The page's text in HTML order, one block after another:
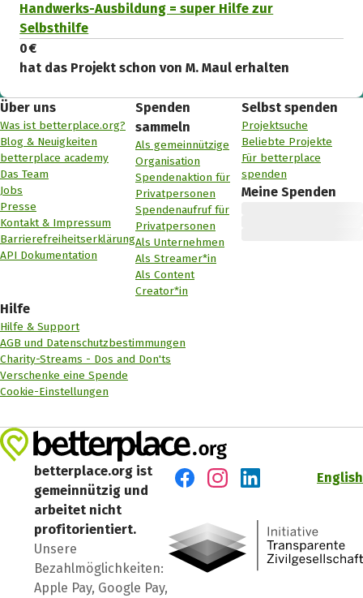
Handwerks-Ausbildung = super Hilfe zur
Selbsthilfe
0 €
hat das Projekt schon von M. Maul erhalten
Über uns
Was ist betterplace.org?
Blog & Neuigkeiten
betterplace academy
Das Team
Jobs
Presse
Kontakt & Impressum
Barrierefreiheitserklärung
API Dokumentation
Spenden
sammeln
Als gemeinnützige
Organisation
Spendenaktion für
Privatpersonen
Spendenaufruf für
Privatpersonen
Als Unternehmen
Als Streamer*in
Als Content
Creator*in
Selbst spenden
Projektsuche
Beliebte Projekte
Für betterplace
spenden
Meine Spenden
Hilfe
Hilfe & Support
AGB und Datenschutzbestimmungen
Charity-Streams - Dos and Don'ts
Verschenke eine Spende
Cookie-Einstellungen
betterplace.org ist
gemeinnützig und
arbeitet nicht
profitorientiert.
Unsere
Bezahlmöglichkeiten:
Apple Pay, Google Pay,
English